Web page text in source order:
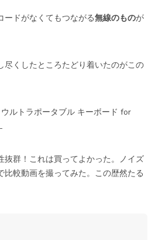
ードがなくてもつながる無線のものが
尽くしたところたどり着いたのがこの
ルトラポータブル キーボード for
抜群！これは買ってよかった。ノイズ
比較動画を撮ってみた。この歴然たる